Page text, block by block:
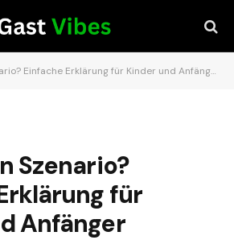
Einfache Erklärung für Kinder und Anfänger
Szenario?
für
Anfänger